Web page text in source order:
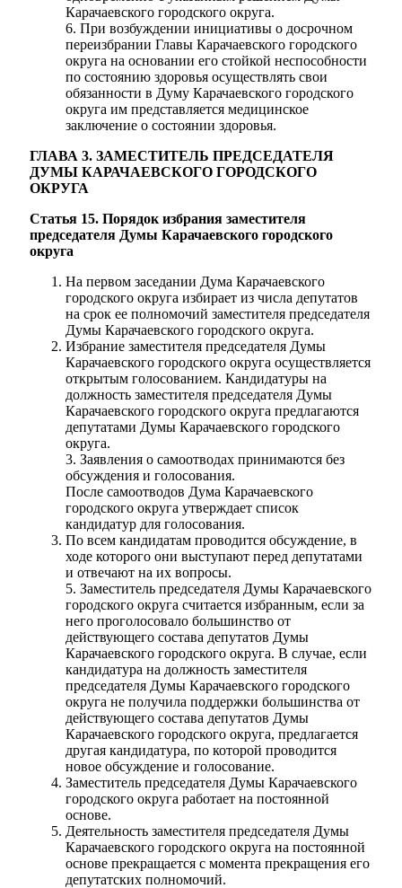
Карачаевского городского округа.
6. При возбуждении инициативы о досрочном
переизбрании Главы Карачаевского городского
округа на основании его стойкой неспособности
по состоянию здоровья осуществлять свои
обязанности в Думу Карачаевского городского
округа им представляется медицинское
заключение о состоянии здоровья.
ГЛАВА 3. ЗАМЕСТИТЕЛЬ ПРЕДСЕДАТЕЛЯ
ДУМЫ КАРАЧАЕВСКОГО ГОРОДСКОГО
ОКРУГА
Статья 15. Порядок избрания заместителя
председателя Думы Карачаевского городского
округа
На первом заседании Дума Карачаевского
городского округа избирает из числа депутатов
на срок ее полномочий заместителя председателя
Думы Карачаевского городского округа.
Избрание заместителя председателя Думы
Карачаевского городского округа осуществляется
открытым голосованием. Кандидатуры на
должность заместителя председателя Думы
Карачаевского городского округа предлагаются
депутатами Думы Карачаевского городского
округа.
3. Заявления о самоотводах принимаются без
обсуждения и голосования.
После самоотводов Дума Карачаевского
городского округа утверждает список
кандидатур для голосования.
По всем кандидатам проводится обсуждение, в
ходе которого они выступают перед депутатами
и отвечают на их вопросы.
5. Заместитель председателя Думы Карачаевского
городского округа считается избранным, если за
него проголосовало большинство от
действующего состава депутатов Думы
Карачаевского городского округа. В случае, если
кандидатура на должность заместителя
председателя Думы Карачаевского городского
округа не получила поддержки большинства от
действующего состава депутатов Думы
Карачаевского городского округа, предлагается
другая кандидатура, по которой проводится
новое обсуждение и голосование.
Заместитель председателя Думы Карачаевского
городского округа работает на постоянной
основе.
Деятельность заместителя председателя Думы
Карачаевского городского округа на постоянной
основе прекращается с момента прекращения его
депутатских полномочий.